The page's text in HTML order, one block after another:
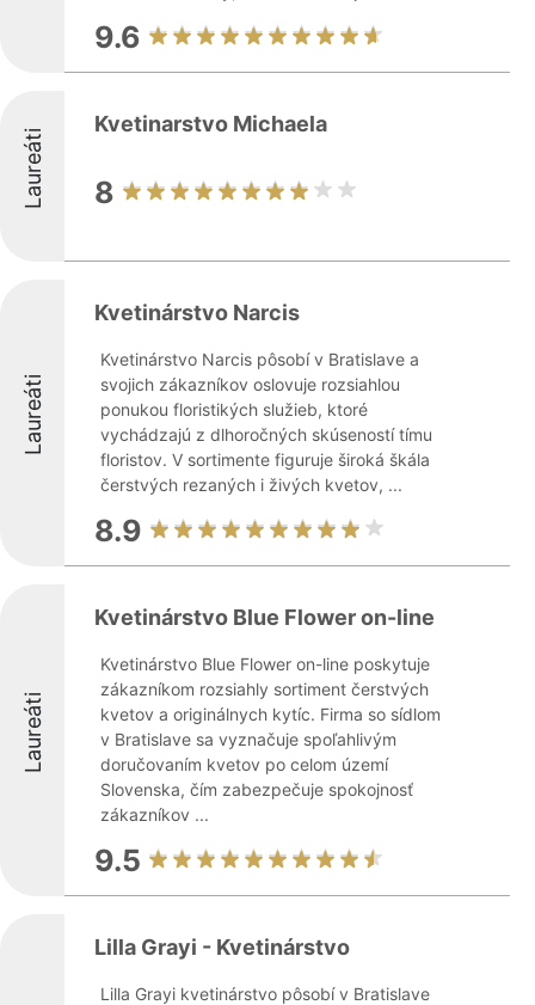
9.6
Laureáti
Kvetinarstvo Michaela
8
Laureáti
Kvetinárstvo Narcis
Kvetinárstvo Narcis pôsobí v Bratislave a
svojich zákazníkov oslovuje rozsiahlou
ponukou floristikých služieb, ktoré
vychádzajú z dlhoročných skúseností tímu
floristov. V sortimente figuruje široká škála
čerstvých rezaných i živých kvetov, ...
8.9
Laureáti
Kvetinárstvo Blue Flower on-line
Kvetinárstvo Blue Flower on-line poskytuje
zákazníkom rozsiahly sortiment čerstvých
kvetov a originálnych kytíc. Firma so sídlom
v Bratislave sa vyznačuje spoľahlivým
doručovaním kvetov po celom území
Slovenska, čím zabezpečuje spokojnosť
zákazníkov ...
9.5
Lilla Grayi - Kvetinárstvo
Lilla Grayi kvetinárstvo pôsobí v Bratislave